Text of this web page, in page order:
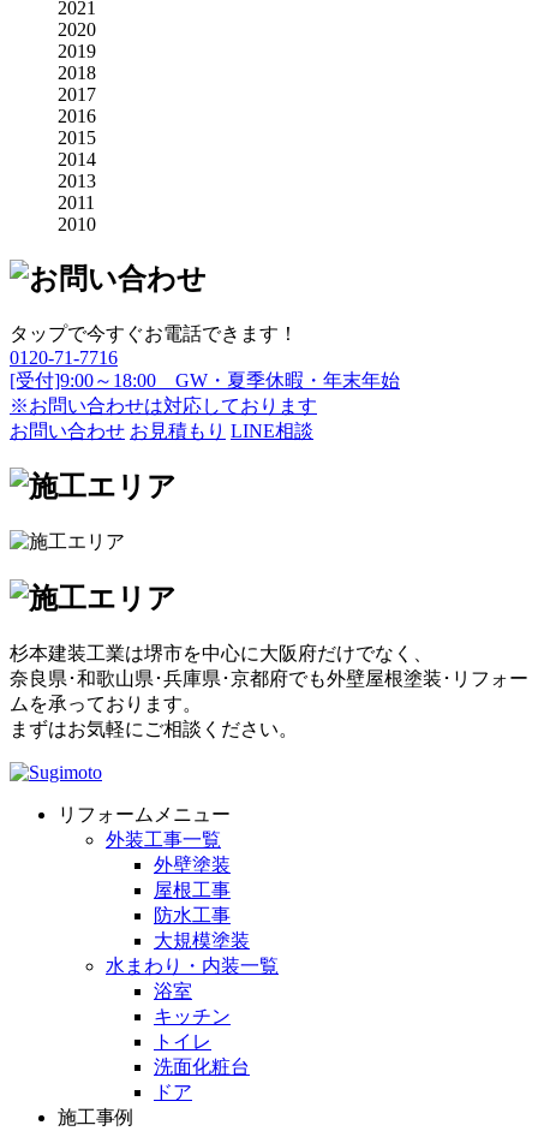
2021
2020
2019
2018
2017
2016
2015
2014
2013
2011
2010
タップで今すぐお電話できます！
0120-71-7716
[受付]9:00～18:00 GW・夏季休暇・年末年始
※お問い合わせは対応しております
お問い合わせ お見積もり LINE相談
杉本建装工業は堺市を中心に大阪府だけでなく、
奈良県･和歌山県･兵庫県･京都府でも外壁屋根塗装･リフォー
ムを承っております。
まずはお気軽にご相談ください。
リフォームメニュー
外装工事一覧
外壁塗装
屋根工事
防水工事
大規模塗装
水まわり・内装一覧
浴室
キッチン
トイレ
洗面化粧台
ドア
施工事例